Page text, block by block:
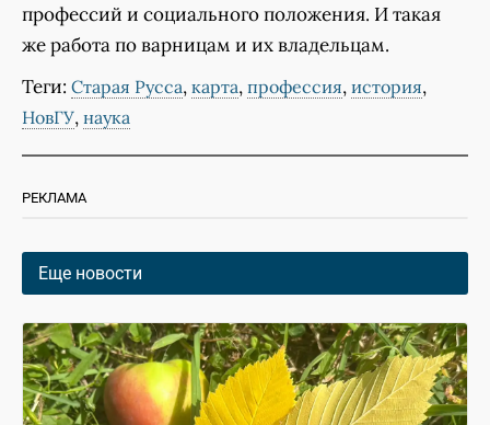
профессий и социального положения. И такая
же работа по варницам и их владельцам.
Теги: Старая Русса, карта, профессия, история,
НовГУ, наука
РЕКЛАМА
Еще новости